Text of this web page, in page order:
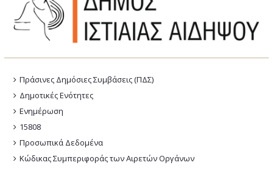
Πράσινες Δημόσιες Συμβάσεις (ΠΔΣ)
Δημοτικές Ενότητες
Ενημέρωση
15808
Προσωπικά Δεδομένα
Κώδικας Συμπεριφοράς των Αιρετών Οργάνων